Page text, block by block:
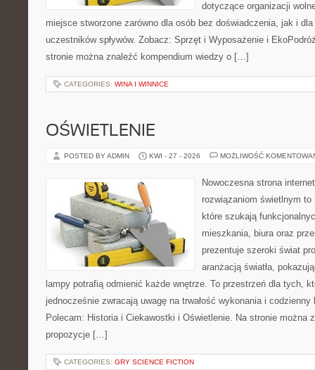
dotyczące organizacji
miejsce stworzone zarówno dla osób bez doświadczenia, jak i
uczestników spływów. Zobacz: Sprzęt i Wyposażenie i
stronie można znaleźć kompendium wiedzy o […]
CATEGORIES: WINA I WINNICE
OŚWIETLENIE
POSTED BY ADMIN KWI - 27 - 2026 MOŻLIWOŚĆ
Nowoczesna strona
rozwiązaniom świetlnym
które szukają
mieszkania, biura oraz
prezentuje szeroki świat
aranżacją światła,
lampy potrafią odmienić każde wnętrze. To przestrzeń dla tych,
jednocześnie zwracają uwagę na trwałość wykonania i
Polecam: Historia i Ciekawostki i Oświetlenie. Na stronie można
propozycje […]
CATEGORIES: GRY SCIENCE FICTION